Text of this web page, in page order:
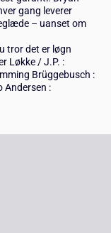
gang leverer
– uanset om
tror det er løgn
Løkke / J.P. :
Brüggebusch :
Andersen :